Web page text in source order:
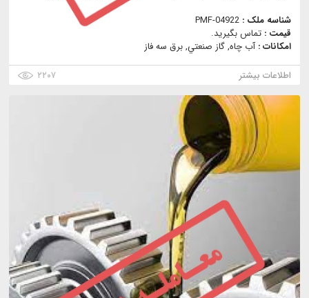
شناسه ملک : PMF-04922
قیمت : تماس بگیرید.
امکانات :آب چاه, گاز صنعتي, برق سه فاز
اطلاعات بیشتر
۲۲۰۷